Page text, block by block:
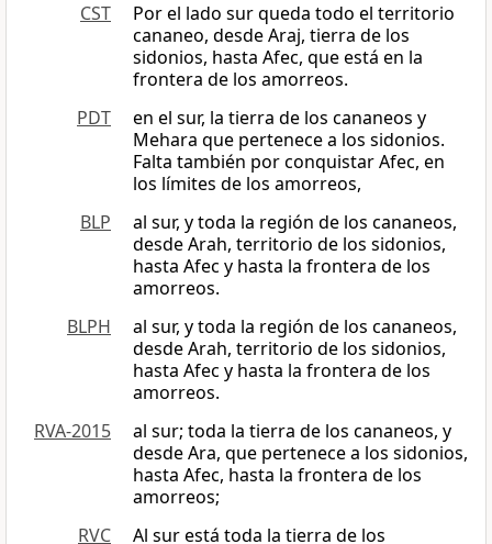
CST
Por el lado sur queda todo el territorio
cananeo, desde Araj, tierra de los
sidonios, hasta Afec, que está en la
frontera de los amorreos.
PDT
en el sur, la tierra de los cananeos y
Mehara que pertenece a los sidonios.
Falta también por conquistar Afec, en
los límites de los amorreos,
BLP
al sur, y toda la región de los cananeos,
desde Arah, territorio de los sidonios,
hasta Afec y hasta la frontera de los
amorreos.
BLPH
al sur, y toda la región de los cananeos,
desde Arah, territorio de los sidonios,
hasta Afec y hasta la frontera de los
amorreos.
RVA-2015
al sur; toda la tierra de los cananeos, y
desde Ara, que pertenece a los sidonios,
hasta Afec, hasta la frontera de los
amorreos;
RVC
Al sur está toda la tierra de los